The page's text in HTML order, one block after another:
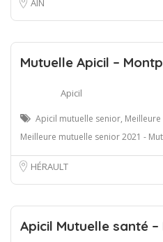
Mutuelle Apicil –
Apicil
Apicil mutuelle senior,
Meilleure mutuelle senior 2021 - Mut
HÉRAULT
Apicil Mutuelle santé –